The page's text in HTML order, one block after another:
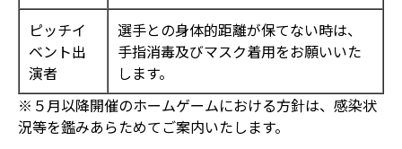
ピッチイ
ベント出
演者
選手との身体的距離が保てない時は、
手指消毒及びマスク着用をお願いいた
します。
※５月以降開催のホームゲームにおける方針は、感染状
況等を鑑みあらためてご案内いたします。